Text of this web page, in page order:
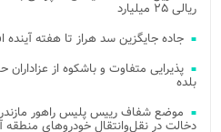
ریالی ۲۵ میلیارد
جاده جایگزین سد هراز تا هفته آینده
بلده
موضع شفاف رییس پلیس راهور
دخالت در نقل‌وانتقال خودروهای منطقه